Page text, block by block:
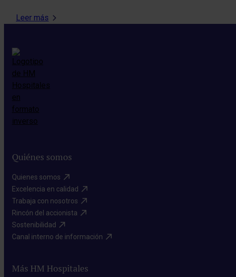
Leer más
Quiénes somos
Quienes somos​
Excelencia en calidad​
Trabaja con nosotros​
Rincón del accionista​
Sostenibilidad​
Canal interno de información​
Más HM Hospitales